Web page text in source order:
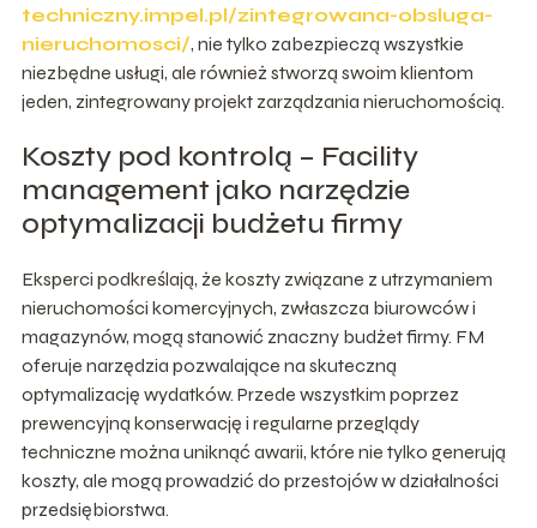
techniczny.impel.pl/zintegrowana-obsluga-
nieruchomosci/, nie tylko zabezpieczą wszystkie
niezbędne usługi, ale również stworzą swoim klientom
jeden, zintegrowany projekt zarządzania nieruchomością.
Koszty pod kontrolą – Facility
management jako narzędzie
optymalizacji budżetu firmy
Eksperci podkreślają, że koszty związane z utrzymaniem
nieruchomości komercyjnych, zwłaszcza biurowców i
magazynów, mogą stanowić znaczny budżet firmy. FM
oferuje narzędzia pozwalające na skuteczną
optymalizację wydatków. Przede wszystkim poprzez
prewencyjną konserwację i regularne przeglądy
techniczne można uniknąć awarii, które nie tylko generują
koszty, ale mogą prowadzić do przestojów w działalności
przedsiębiorstwa.